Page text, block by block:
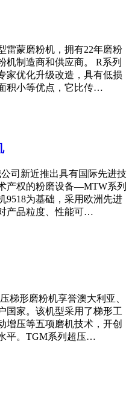
雷蒙磨粉机，拥有22年磨粉
机制造商和供应商。 R系列
家优化升级改造，具有低损
积小等优点，它比传…
司新近推出具有国际先进技
产权的粉磨设备—MTW系列
9518为基础，采用欧洲先进
产品粒度、性能可…
梯形磨粉机享誉澳大利亚、
国家。该机型采用了梯形工
增压等五项磨机技术，开创
平。TGM系列超压…